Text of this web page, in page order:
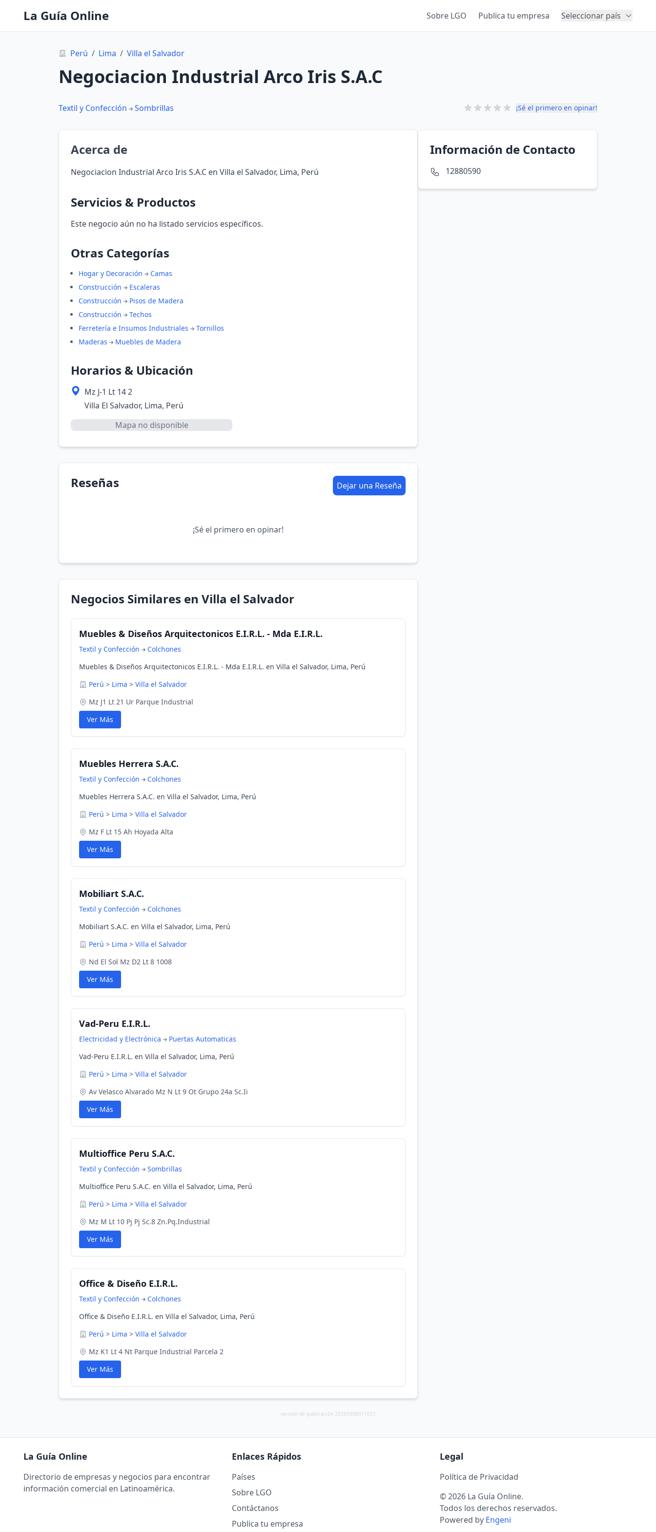
La Guía Online Sobre LGO Publica tu empresa Seleccionar país
Perú / Lima / Villa el Salvador
Negociacion Industrial Arco Iris S.A.C
Textil y Confección Sombrillas ¡Sé el primero en opinar!
Acerca de
Negociacion Industrial Arco Iris S.A.C en Villa el Salvador, Lima, Perú
Servicios & Productos
Este negocio aún no ha listado servicios específicos.
Otras Categorías
Hogar y Decoración
Camas
Construcción
Escaleras
Construcción
Pisos de Madera
Construcción
Techos
Ferretería e Insumos Industriales
Tornillos
Maderas
Muebles de Madera
Horarios & Ubicación
Mz J-1 Lt 14 2
Villa El Salvador, Lima, Perú
Mapa no disponible
Reseñas Dejar una Reseña
¡Sé el primero en opinar!
Negocios Similares en Villa el Salvador
Muebles & Diseños Arquitectonicos E.I.R.L. - Mda E.I.R.L.
Textil y Confección
Colchones
Muebles & Diseños Arquitectonicos E.I.R.L. - Mda E.I.R.L. en Villa el Salvador, Lima, Perú
Perú > Lima > Villa el Salvador
Mz J1 Lt 21 Ur Parque Industrial
Ver Más
Muebles Herrera S.A.C.
Textil y Confección
Colchones
Muebles Herrera S.A.C. en Villa el Salvador, Lima, Perú
Perú > Lima > Villa el Salvador
Mz F Lt 15 Ah Hoyada Alta
Ver Más
Mobiliart S.A.C.
Textil y Confección
Colchones
Mobiliart S.A.C. en Villa el Salvador, Lima, Perú
Perú > Lima > Villa el Salvador
Nd El Sol Mz D2 Lt 8 1008
Ver Más
Vad-Peru E.I.R.L.
Electricidad y Electrónica
Puertas Automaticas
Vad-Peru E.I.R.L. en Villa el Salvador, Lima, Perú
Perú > Lima > Villa el Salvador
Av Velasco Alvarado Mz N Lt 9 Ot Grupo 24a Sc.Ii
Ver Más
Multioffice Peru S.A.C.
Textil y Confección
Sombrillas
Multioffice Peru S.A.C. en Villa el Salvador, Lima, Perú
Perú > Lima > Villa el Salvador
Mz M Lt 10 Pj Pj Sc.8 Zn.Pq.Industrial
Ver Más
Office & Diseño E.I.R.L.
Textil y Confección
Colchones
Office & Diseño E.I.R.L. en Villa el Salvador, Lima, Perú
Perú > Lima > Villa el Salvador
Mz K1 Lt 4 Nt Parque Industrial Parcela 2
Ver Más
Información de Contacto
12880590
versión de publicación 20260808011021
La Guía Online
Directorio de empresas y negocios para encontrar
información comercial en Latinoamérica.
Enlaces Rápidos
Países
Sobre LGO
Contáctanos
Publica tu empresa
Legal
Política de Privacidad
© 2026 La Guía Online.
Todos los derechos reservados.
Powered by Engeni